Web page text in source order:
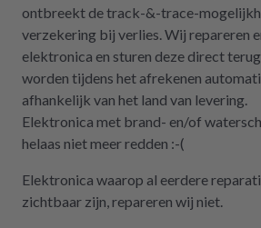
ontbreekt de track-&-trace-
verzekering bij verlies. Wij repareren
elektronica en sturen deze direct
worden tijdens het afrekenen
afhankelijk van het land van levering.
Elektronica met brand- en/of
helaas niet meer redden :-(
Elektronica waarop al eerdere
zichtbaar zijn, repareren wij niet.